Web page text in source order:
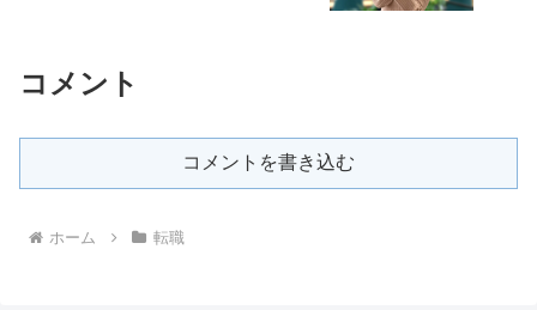
コメント
コメントを書き込む
ホーム 転職